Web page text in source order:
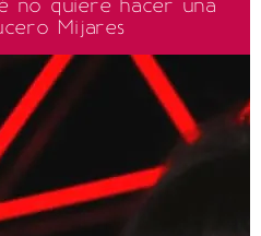
no quiere hacer una
Mijares